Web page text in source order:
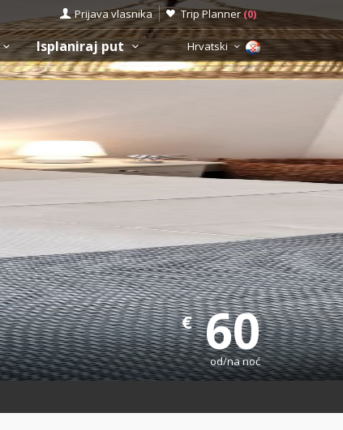
Prijava vlasnika Trip Planner (0)
Isplaniraj put Hrvatski
€60
od/na noć